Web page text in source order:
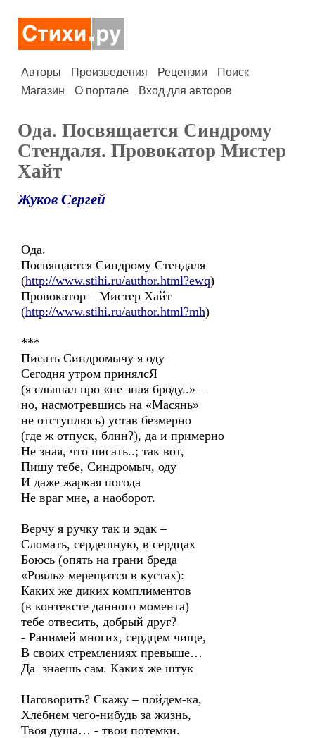
Авторы Произведения Рецензии
Поиск
Магазин
О портале Вход для авторов
Ода. Посвящается Синдрому
Стендаля. Провокатор Мистер
Хайт
Жуков Сергей
Ода.
Посвящается Синдрому Стендаля
(http://www.stihi.ru/author.html?ewq)
Провокатор – Мистер Хайт
(http://www.stihi.ru/author.html?mh)
***
Писать Синдромычу я оду
Сегодня утром принялсЯ
(я слышал про «не зная броду..» –
но, насмотревшись на «Масянь»
не отступлюсь) устав безмерно
(где ж отпуск, блин?), да и примерно
Не зная, что писать..; так вот,
Пишу тебе, Синдромыч, оду
И даже жаркая погода
Не враг мне, а наоборот.
Верчу я ручку так и эдак –
Сломать, сердешную, в сердцах
Боюсь (опять на грани бреда
«Рояль» мерещится в кустах):
Каких же диких комплиментов
(в контексте данного момента)
тебе отвесить, добрый друг?
- Ранимей многих, сердцем чище,
В своих стремлениях превыше…
Да знаешь сам. Каких же штук
Наговорить? Скажу – пойдем-ка,
Хлебнем чего-нибудь за жизнь,
Твоя душа… - твои потемки.